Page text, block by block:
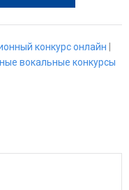
конкурс онлайн
вокальные конкурсы